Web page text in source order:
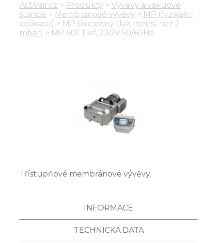
Activair.cz > Produkty > Vývěvy a vakuové
stanice > Membránové vývěvy > MP (fyzikální
aplikace) > MP (konečný tlak menší než 2
mbar) > MP 601 T ef, 230V 50/60Hz
Třístupňové membránové vývěvy.
INFORMACE
TECHNICKÁ DATA